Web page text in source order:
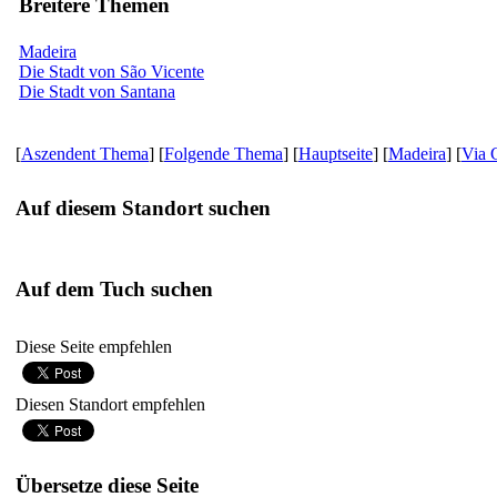
Madeira
Die Stadt von São Vicente
Die Stadt von Santana
[Aszendent Thema] [Folgende Thema] [Hauptseite] [Madeira] [Via
Auf diesem Standort suchen
Auf dem Tuch suchen
Diese Seite empfehlen
Diesen Standort empfehlen
Übersetze diese Seite